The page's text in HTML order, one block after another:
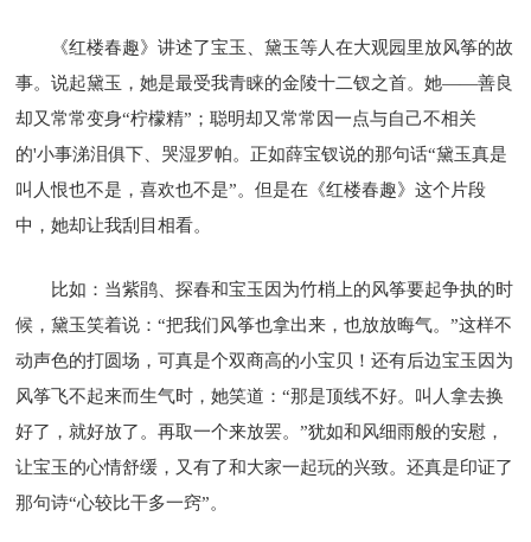
《红楼春趣》讲述了宝玉、黛玉等人在大观园里放风筝的故
事。说起黛玉，她是最受我青睐的金陵十二钗之首。她——善良
却又常常变身“柠檬精”；聪明却又常常因一点与自己不相关
的'小事涕泪俱下、哭湿罗帕。正如薛宝钗说的那句话“黛玉真是
叫人恨也不是，喜欢也不是”。但是在《红楼春趣》这个片段
中，她却让我刮目相看。
比如：当紫鹃、探春和宝玉因为竹梢上的风筝要起争执的时
候，黛玉笑着说：“把我们风筝也拿出来，也放放晦气。”这样不
动声色的打圆场，可真是个双商高的小宝贝！还有后边宝玉因为
风筝飞不起来而生气时，她笑道：“那是顶线不好。叫人拿去换
好了，就好放了。再取一个来放罢。”犹如和风细雨般的安慰，
让宝玉的心情舒缓，又有了和大家一起玩的兴致。还真是印证了
那句诗“心较比干多一窍”。